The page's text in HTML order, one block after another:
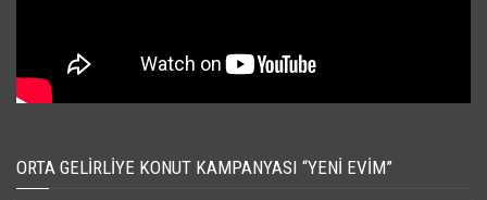
ORTA GELIRLIYE KONUT KAMPANYASI “YENI EVIM”